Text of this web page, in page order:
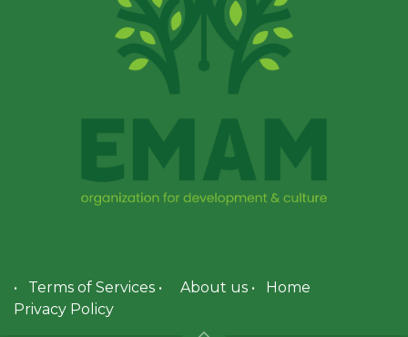
Home
•
About us
•
Terms of Services
•
Privacy Policy